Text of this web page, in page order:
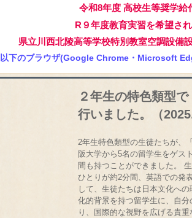
令和8年度 高校生等奨学給
R９年度教育実習を希望さ
県立川西北陵高等学校特別教室空調設備
以下のブラウザ(Google Chrome・Microsoft
２年生の特色類型
行いました。（
2年生特色類型の生徒たちが、
阪大学から5名の留学生をゲス
間も持つことができました。
ひとりが約2分間、英語での発
して、生徒たちは日本文化へ
化的背景を持つ留学生に、自
り、国際的な視野を広げる貴重